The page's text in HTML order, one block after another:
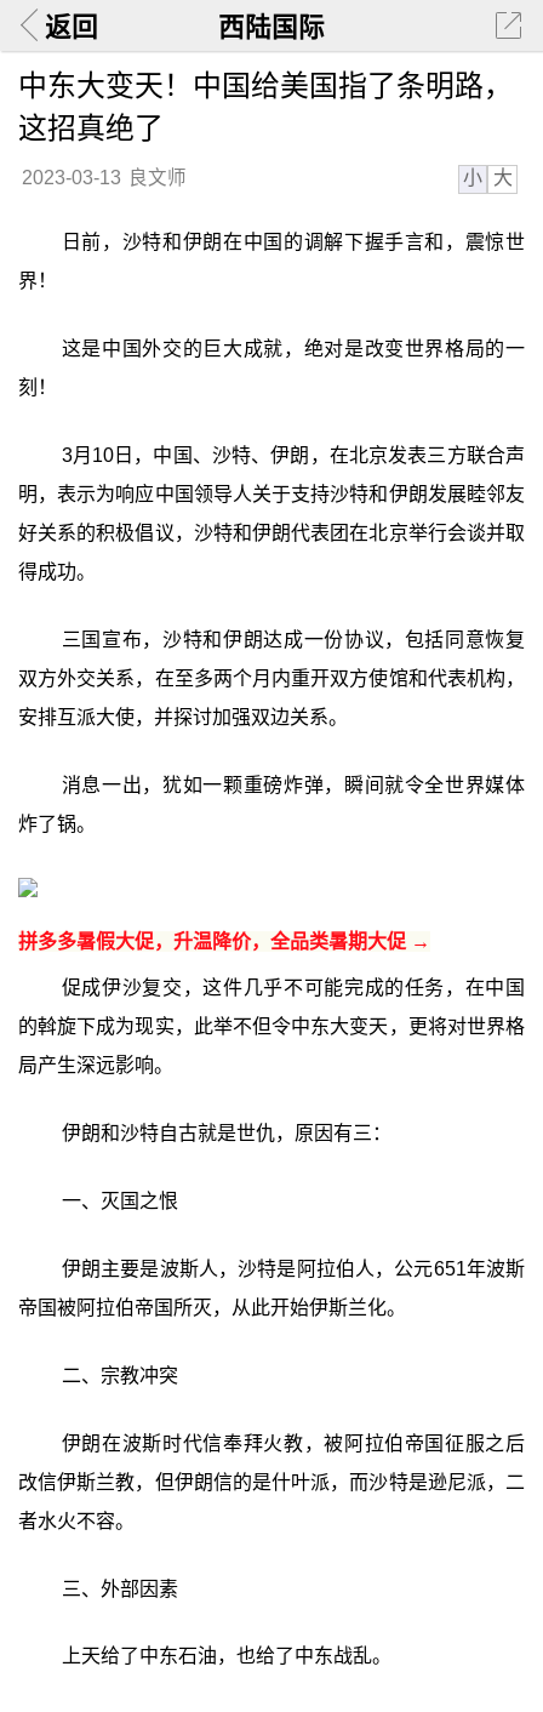
返回 西陆国际
中东大变天！中国给美国指了条明路，
这招真绝了
2023-03-13 良文师 小 大
日前，沙特和伊朗在中国的调解下握手言和，震惊世
界！
这是中国外交的巨大成就，绝对是改变世界格局的一
刻！
3月10日，中国、沙特、伊朗，在北京发表三方联合声
明，表示为响应中国领导人关于支持沙特和伊朗发展睦邻友
好关系的积极倡议，沙特和伊朗代表团在北京举行会谈并取
得成功。
三国宣布，沙特和伊朗达成一份协议，包括同意恢复
双方外交关系，在至多两个月内重开双方使馆和代表机构，
安排互派大使，并探讨加强双边关系。
消息一出，犹如一颗重磅炸弹，瞬间就令全世界媒体
炸了锅。
拼多多暑假大促，升温降价，全品类暑期大促 →
促成伊沙复交，这件几乎不可能完成的任务，在中国
的斡旋下成为现实，此举不但令中东大变天，更将对世界格
局产生深远影响。
伊朗和沙特自古就是世仇，原因有三：
一、灭国之恨
伊朗主要是波斯人，沙特是阿拉伯人，公元651年波斯
帝国被阿拉伯帝国所灭，从此开始伊斯兰化。
二、宗教冲突
伊朗在波斯时代信奉拜火教，被阿拉伯帝国征服之后
改信伊斯兰教，但伊朗信的是什叶派，而沙特是逊尼派，二
者水火不容。
三、外部因素
上天给了中东石油，也给了中东战乱。